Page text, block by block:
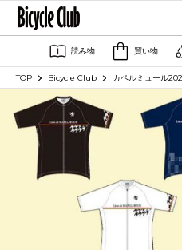
読み物 買い物
TOP Bicycle Club カペルミュール